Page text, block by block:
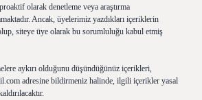
olarak denetleme veya araştırma
Ancak, üyelerimiz yazdıkları içeriklerin
siteye üye olarak bu sorumluluğu kabul etmiş
aykırı olduğunu düşündüğünüz içerikleri,
adresine bildirmeniz halinde, ilgili içerikler yasal